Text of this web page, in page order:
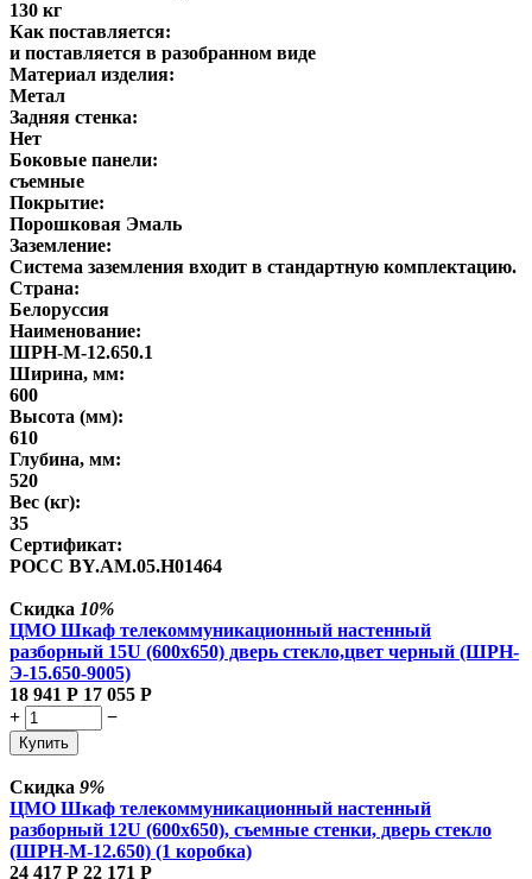
130 кг
Как поставляется:
и поставляется в разобранном виде
Материал изделия:
Метал
Задняя стенка:
Нет
Боковые панели:
съемные
Покрытие:
Порошковая Эмаль
Заземление:
Система заземления входит в стандартную комплектацию.
Страна:
Белоруссия
Наименование:
ШРН-М-12.650.1
Ширина, мм:
600
Высота (мм):
610
Глубина, мм:
520
Вес (кг):
35
Сертификат:
РОСС BY.AM.05.H01464
Скидка 10%
ЦМО Шкаф телекоммуникационный настенный
разборный 15U (600х650) дверь стекло,цвет черный (ШРН-
Э-15.650-9005)
18 941 Р 17 055 Р
+
−
Купить
Скидка 9%
ЦМО Шкаф телекоммуникационный настенный
разборный 12U (600х650), съемные стенки, дверь стекло
(ШРН-М-12.650) (1 коробка)
24 417 Р 22 171 Р